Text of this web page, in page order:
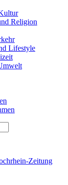
Religion
Lifestyle